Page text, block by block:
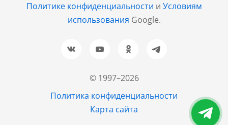
© 1997–2026
Политика конфиденциальности
Карта сайта
Политике конфиденциальности и Условиям
использования Google.
Барнаул
+7 (961) 999-93-93
Новосибирск
+7 (843) 202-37-37